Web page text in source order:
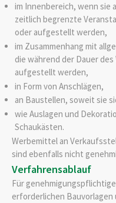
im Innenbereich, wenn
zeitlich begrenzte
oder aufgestellt werden,
im Zusammenhang mit
die während der Dauer
aufgestellt werden,
in Form von Anschlägen,
an Baustellen, soweit sie
wie Auslagen und
Schaukästen.
Werbemittel an
sind ebenfalls nicht
Verfahrensablauf
Für
erforderlichen